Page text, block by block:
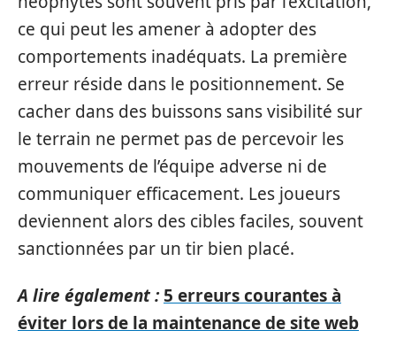
ce qui peut les amener à adopter des
comportements inadéquats. La première
erreur réside dans le positionnement. Se
cacher dans des buissons sans visibilité sur
le terrain ne permet pas de percevoir les
mouvements de l’équipe adverse ni de
communiquer efficacement. Les joueurs
deviennent alors des cibles faciles, souvent
sanctionnées par un tir bien placé.
A lire également : 5 erreurs courantes à
éviter lors de la maintenance de site web